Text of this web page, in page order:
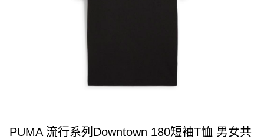
PUMA 流行系列Downtown 180短袖T恤 男女共